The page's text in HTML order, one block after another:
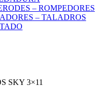
– ROMPEDORES
– TALADROS
SKY 3×11